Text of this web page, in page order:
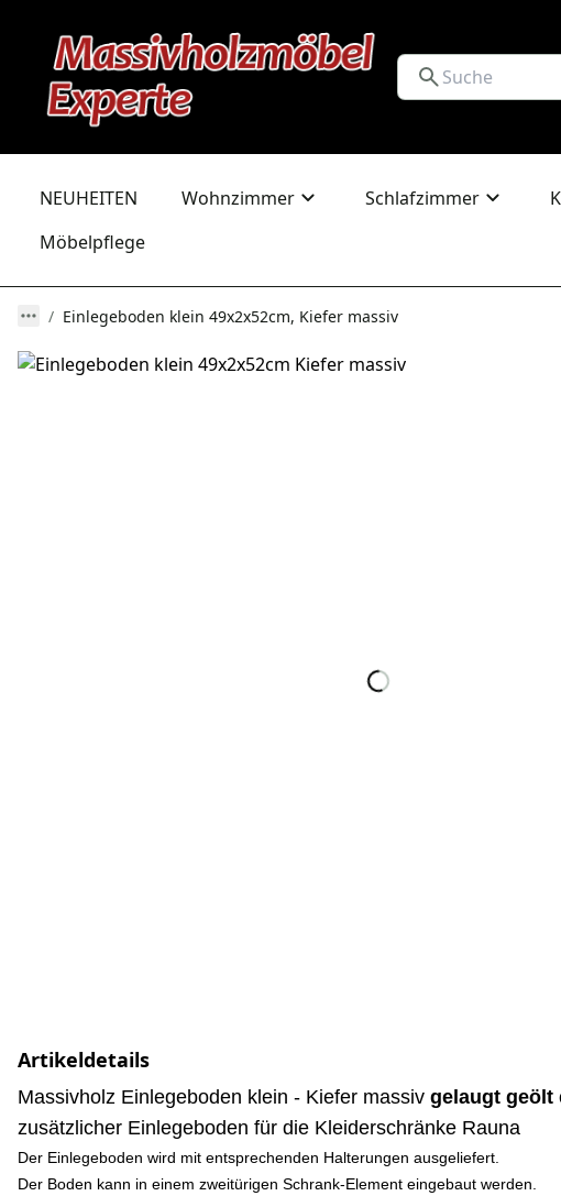
NEUHEITEN Wohnzimmer Schlafzimmer
Möbelpflege
Einlegeboden klein 49x2x52cm, Kiefer massiv
Artikeldetails
Massivholz Einlegeboden klein - Kiefer massiv gelaugt geölt
zusätzlicher Einlegeboden für die Kleiderschränke Rauna
Der Einlegeboden wird mit entsprechenden Halterungen ausgeliefert.
Der Boden kann in einem zweitürigen Schrank-Element eingebaut werden.